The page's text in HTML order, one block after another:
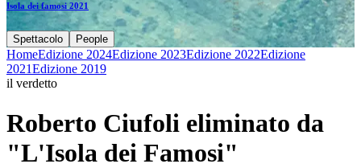
Isola dei famosi 2021
Spettacolo People
HomeEdizione 2024Edizione 2023Edizione 2022Edizione
2021Edizione 2019
il verdetto
Roberto Ciufoli eliminato da
"L'Isola dei Famosi"